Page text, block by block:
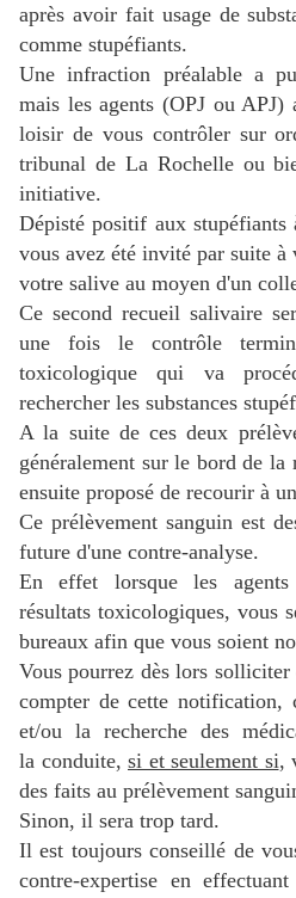
après avoir fait usage de
comme stupéfiants.
Une infraction préalable a
mais les agents (OPJ ou APJ)
loisir de vous contrôler sur
tribunal de La Rochelle ou
initiative.
Dépisté positif aux
vous avez été invité par suite à
votre salive au moyen d'un
Ce second recueil salivaire
une fois le contrôle
toxicologique qui va
rechercher les substances
A la suite de ces deux
généralement sur le bord de la
ensuite proposé de recourir à
Ce prélèvement sanguin est
future d'une contre-analyse.
En effet lorsque les agents
résultats toxicologiques, vous
bureaux afin que vous soient
Vous pourrez dès lors
compter de cette notification,
et/ou la recherche des
la conduite, si et seulement si,
des faits au prélèvement
Sinon, il sera trop tard.
Il est toujours conseillé de
contre-expertise en